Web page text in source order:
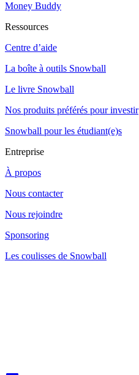
Money Buddy
Ressources
Centre d’aide
La boîte à outils Snowball
Le livre Snowball
Nos produits préférés pour investir
Snowball pour les étudiant(e)s
Entreprise
À propos
Nous contacter
Nous rejoindre
Sponsoring
Les coulisses de Snowball